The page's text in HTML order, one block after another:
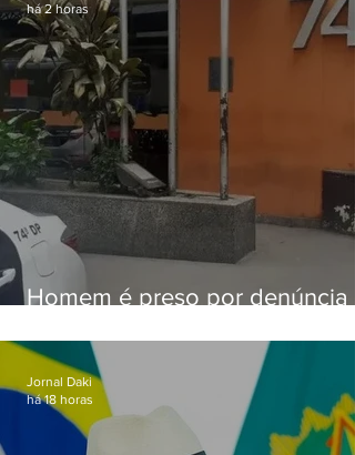
Homem é preso por denúncia
Alcântara
há 2 horas
Jornal Daki
há 18 horas